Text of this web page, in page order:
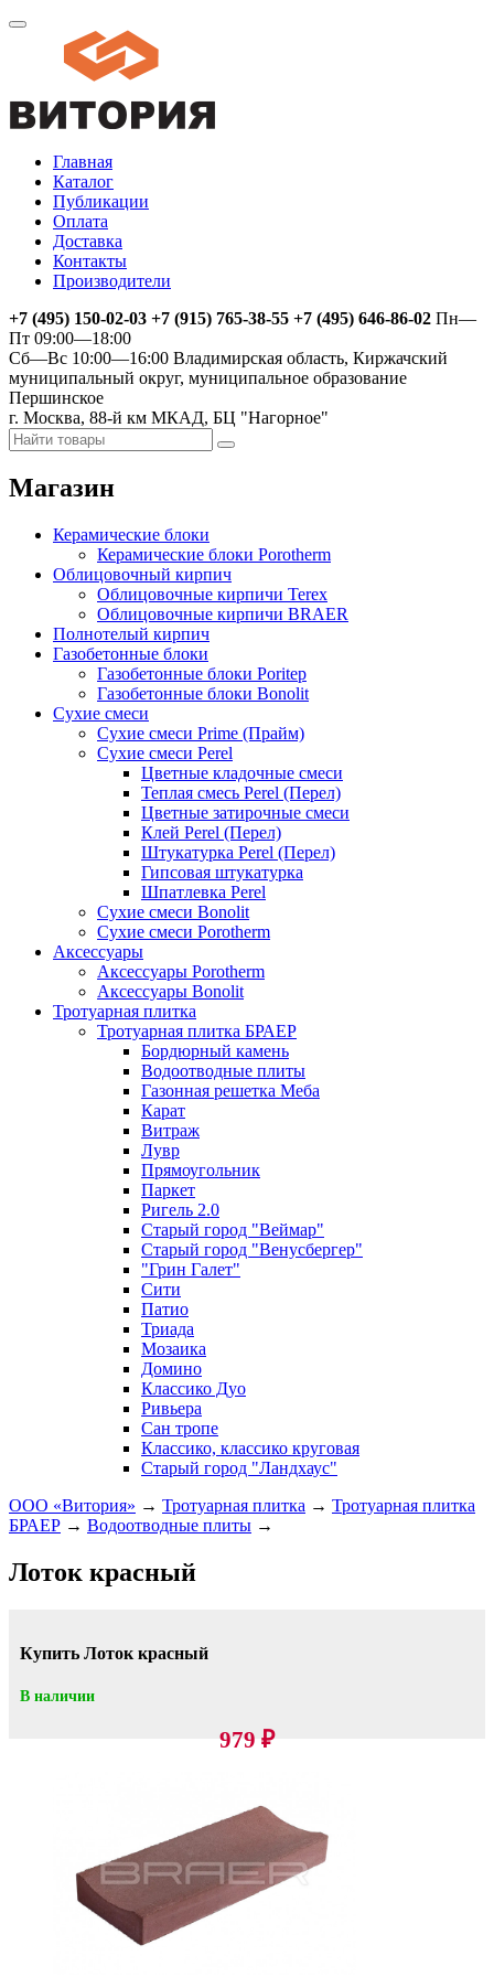
Главная
Каталог
Публикации
Оплата
Доставка
Контакты
Производители
+7 (495) 150-02-03 +7 (915) 765-38-55 +7 (495) 646-86-02 Пн—
Пт 09:00—18:00
Сб—Вс 10:00—16:00 Владимирская область, Киржачский
муниципальный округ, муниципальное образование
Першинское
г. Москва, 88-й км МКАД, БЦ "Нагорное"
Магазин
Керамические блоки
Керамические блоки Porotherm
Облицовочный кирпич
Облицовочные кирпичи Terex
Облицовочные кирпичи BRAER
Полнотелый кирпич
Газобетонные блоки
Газобетонные блоки Poritep
Газобетонные блоки Bonolit
Сухие смеси
Сухие смеси Prime (Прайм)
Сухие смеси Perel
Цветные кладочные смеси
Теплая смесь Perel (Перел)
Цветные затирочные смеси
Клей Perel (Перел)
Штукатурка Perel (Перел)
Гипсовая штукатурка
Шпатлевка Perel
Сухие смеси Bonolit
Сухие смеси Porotherm
Аксессуары
Аксессуары Porotherm
Аксессуары Bonolit
Тротуарная плитка
Тротуарная плитка БРАЕР
Бордюрный камень
Водоотводные плиты
Газонная решетка Меба
Карат
Витраж
Лувр
Прямоугольник
Паркет
Ригель 2.0
Старый город "Веймар"
Старый город "Венусбергер"
"Грин Галет"
Сити
Патио
Триада
Мозаика
Домино
Классико Дуо
Ривьера
Сан тропе
Классико, классико круговая
Старый город "Ландхаус"
ООО «Витория» → Тротуарная плитка → Тротуарная плитка
БРАЕР → Водоотводные плиты →
Лоток красный
Купить Лоток красный
В наличии
979 ₽